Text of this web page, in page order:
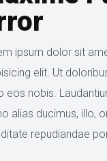
ipsum dolor sit
elit. Ut
eos nobis.
alias ducimus, illo,
repudiandae